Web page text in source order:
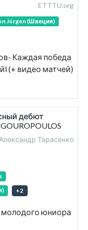
ETTTU.org
Jörgen (Швеция)
Каждая победа
(+ видео матчей)
дебют
Александр Тарасенко
+2
молодого юниора